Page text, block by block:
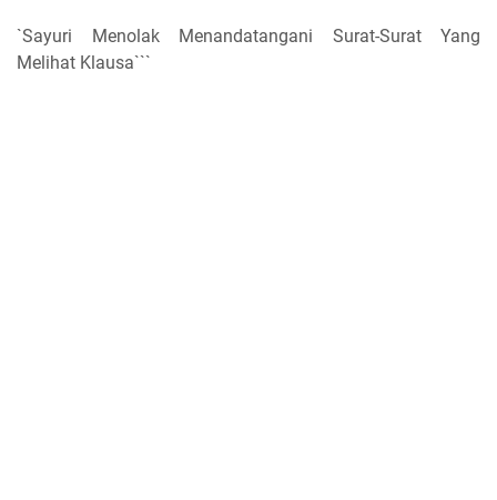
`Sayuri Menolak Menandatangani Surat-Surat Yang
Melihat Klausa```